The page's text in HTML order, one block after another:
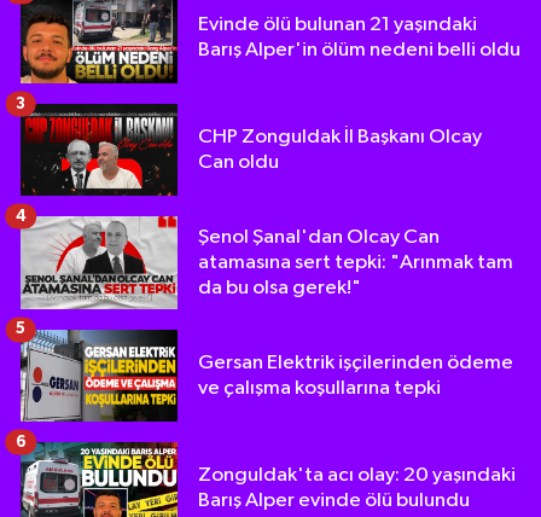
Evinde ölü bulunan 21 yaşındaki
Barış Alper'in ölüm nedeni belli oldu
CHP Zonguldak İl Başkanı Olcay
Can oldu
3
Şenol Şanal'dan Olcay Can
atamasına sert tepki: "Arınmak tam
da bu olsa gerek!"
4
Gersan Elektrik işçilerinden ödeme
ve çalışma koşullarına tepki
5
Zonguldak'ta acı olay: 20 yaşındaki
Barış Alper evinde ölü bulundu
6